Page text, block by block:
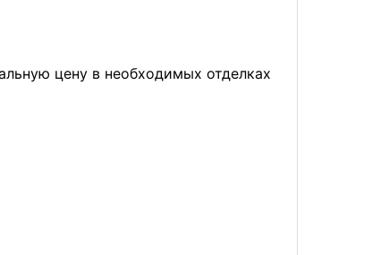
цену в необходимых отделках